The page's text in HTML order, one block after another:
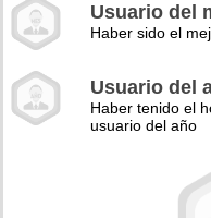
Usuario del
Haber sido el
Usuario del
Haber tenido el
usuario del año